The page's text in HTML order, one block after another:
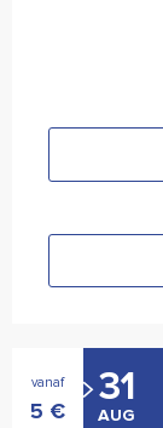
vanaf
5 €
25
JUN
31
AUG